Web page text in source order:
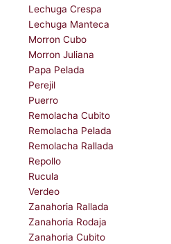
Lechuga Crespa
Lechuga Manteca
Morron Cubo
Morron Juliana
Papa Pelada
Perejil
Puerro
Remolacha Cubito
Remolacha Pelada
Remolacha Rallada
Repollo
Rucula
Verdeo
Zanahoria Rallada
Zanahoria Rodaja
Zanahoria Cubito